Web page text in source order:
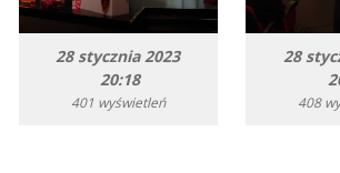
28 stycznia 2023
20:18
401 wyświetleń
28
408